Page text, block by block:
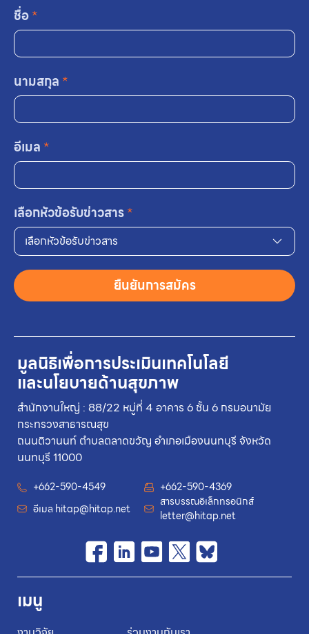
มูลนิธิเพื่อการประเมินเทคโนโลยี
และนโยบายด้านสุขภาพ
สำนักงานใหญ่ : 88/22 หมู่ที่ 4 อาคาร 6 ชั้น 6 กรมอนามัย
กระทรวงสาธารณสุข
ถนนติวานนท์ ตำบลตลาดขวัญ อำเภอเมืองนนทบุรี จังหวัด
นนทบุรี 11000
+662-590-4549
+662-590-4369
อีเมล hitap@hitap.net
สารบรรณอิเล็กทรอนิกส์
letter@hitap.net
เมนู
ชื่อ*
นามสกุล *
อีเมล *
เลือกหัวข้อรับข่าวสาร*
เลือกหัวข้อรับข่าวสาร
ยืนยันการสมัคร